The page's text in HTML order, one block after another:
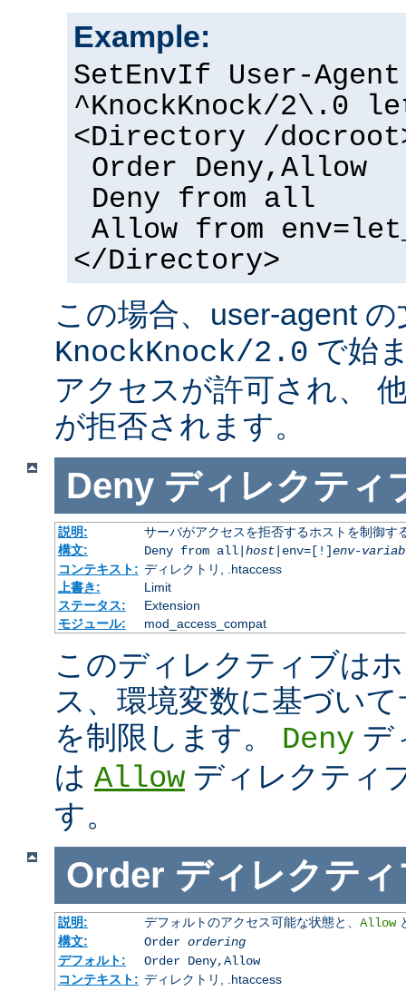
Example:
SetEnvIf User-Agent
^KnockKnock/2\.0
<Directory /
Order Deny,Allow
Deny from all
Allow from
</Directory>
この場合、user-agent
KnockKnock/2.0 で始
アクセスが許可され、
が拒否されます。
Deny ディレクティ
説明:
サーバがアクセスを拒否するホストを制御す
構文:
Deny from all| host|env=[!]env-
コンテキスト: ディレクトリ, .htaccess
上書き:
Limit
ステータス:
Extension
モジュール:
mod_access_compat
このディレクティブは
ス、環境変数に基づい
を制限します。 Deny デ
は Allow ディレクティ
す。
Order ディレクティ
説明: デフォルトのアクセス可能な状態と、 Allow
構文:
Order ordering
デフォルト:
Order Deny,Allow
コンテキスト: ディレクトリ, .htaccess